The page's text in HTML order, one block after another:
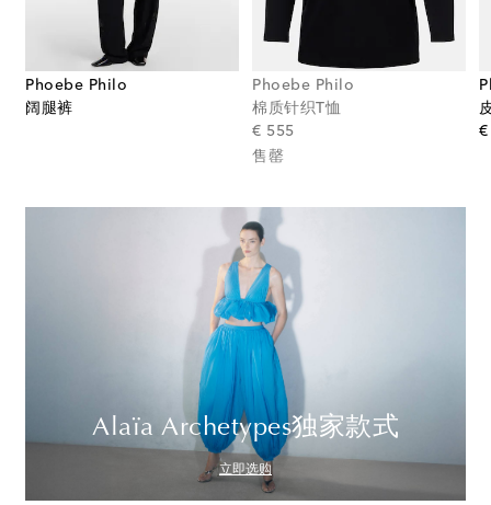
Phoebe Philo
阔腿裤
Phoebe Philo
棉质针织T恤
€ 555original price
售罄
€
Alaïa Archetypes独家款式
立即选购